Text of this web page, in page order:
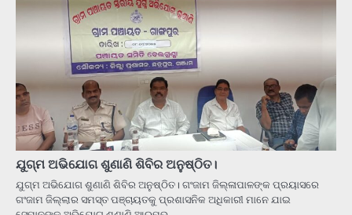
ଯୁଗ୍ମ ଅଭିଯୋଗ ଶୁଣାଣି ଶିବିର ଅନୁଷ୍ଠିତ।
ଯୁଗ୍ମ ଅଭିଯୋଗ ଶୁଣାଣି ଶିବିର ଅନୁଷ୍ଠିତ। ଗଂଜାମ ଜିଲ୍ଳାପାଳଙ୍କ ପ୍ରୟାସରେ
ଗଂଜାମ ଜିଲ୍ଲାର ସମସ୍ତ ପଞ୍ଚାୟତକୁ ପ୍ରଶାସନିକ ଅଧିକାରୀ ମାନେ ଯାଇ